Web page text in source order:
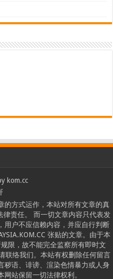
kom.cc
的方式运作，本站对所有文章的真
律责任。 而一切文章内容只代表发
用户不应信赖内容，并应自行判断
张贴的文章。由于本
限，故不能完全监察所有即时文
联络我们。本站有权删除任何留言
秽语、诽谤、渲染色情暴力或人身
站保留一切法律权利。